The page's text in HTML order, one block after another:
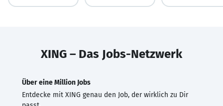
XING – Das Jobs-Netzwerk
Über eine Million Jobs
Entdecke mit XING genau den Job, der wirklich zu Dir